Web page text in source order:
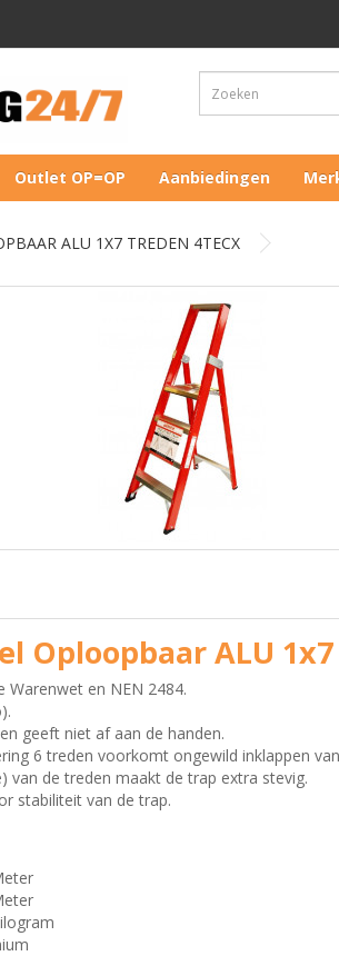
Outlet OP=OP Aanbiedingen
ALU 1X7 TREDEN 4TECX
Oploopbaar ALU
Warenwet en NEN 2484.
geeft niet af aan de handen.
6 treden voorkomt ongewild inklappen
van de treden maakt de trap extra stevig.
stabiliteit van de trap.